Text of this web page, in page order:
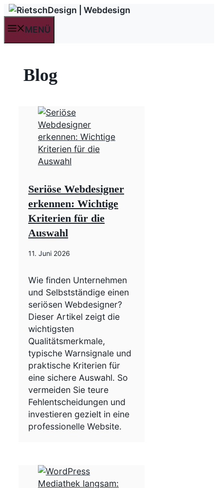
Zum
springenMENÜ
Blog
Seriöse Webdesigner
erkennen: Wichtige
Kriterien für die
Auswahl
11. Juni 2026
Wie finden Unternehmen
und Selbstständige einen
seriösen Webdesigner?
Dieser Artikel zeigt die
wichtigsten
Qualitätsmerkmale,
typische Warnsignale und
praktische Kriterien für
eine sichere Auswahl. So
vermeiden Sie teure
Fehlentscheidungen und
investieren gezielt in eine
professionelle Website.